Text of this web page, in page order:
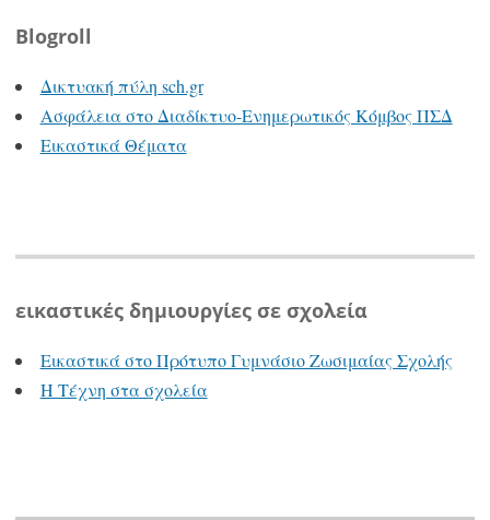
Blogroll
Δικτυακή πύλη sch.gr
Ασφάλεια στο Διαδίκτυο-Ενημερωτικός Κόμβος ΠΣΔ
Εικαστικά Θέματα
εικαστικές δημιουργίες σε σχολεία
Εικαστικά στο Πρότυπο Γυμνάσιο Ζωσιμαίας Σχολής
Η Τέχνη στα σχολεία